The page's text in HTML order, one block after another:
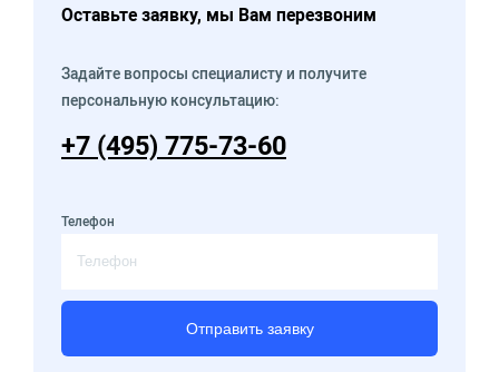
Оставьте заявку, мы Вам перезвоним
Задайте вопросы специалисту и получите
персональную консультацию:
+7 (495) 775-73-60
Телефон
Отправить заявку